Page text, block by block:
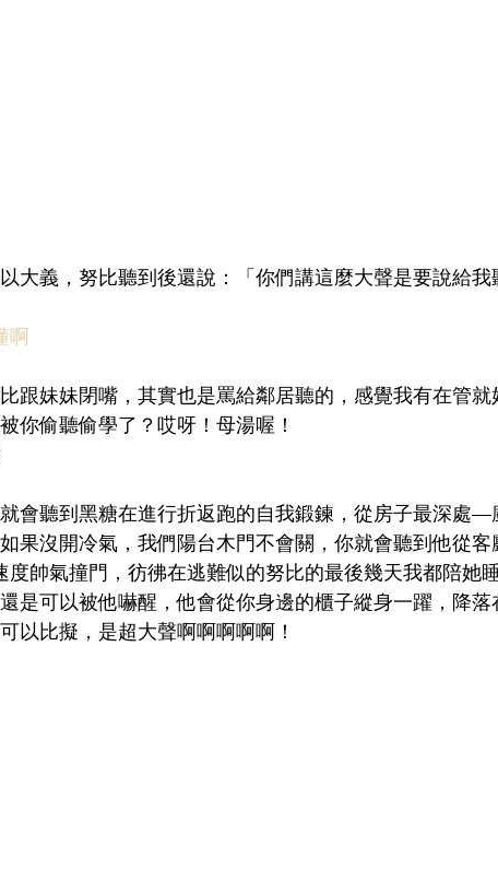
大義，努比聽到後還說：「你們講這麼大聲是要說給我
啊
跟妹妹閉嘴，其實也是罵給鄰居聽的，感覺我有在管就
你偷聽偷學了？哎呀！母湯喔！
會聽到黑糖在進行折返跑的自我鍛鍊，從房子最深處—
果沒開冷氣，我們陽台木門不會關，你就會聽到他從客
度帥氣撞門，彷彿在逃難似的努比的最後幾天我都陪她
是可以被他嚇醒，他會從你身邊的櫃子縱身一躍，降落
以比擬，是超大聲啊啊啊啊啊！